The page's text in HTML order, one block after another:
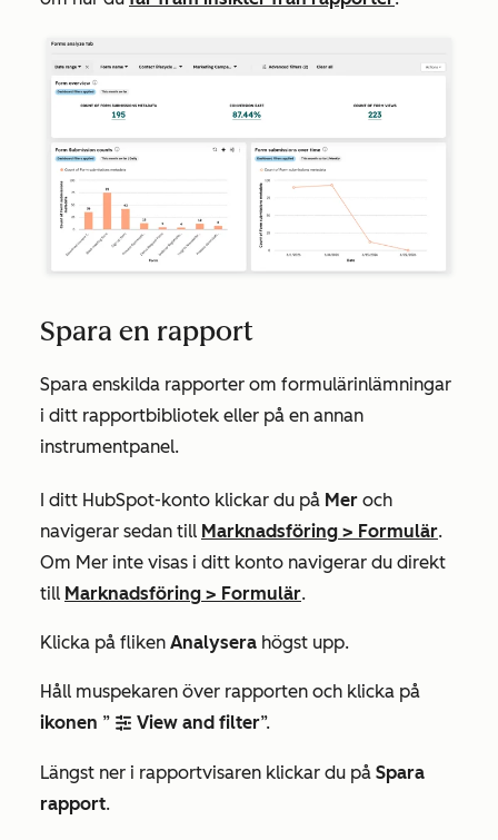
Spara en rapport
Spara enskilda rapporter om formulärinlämningar
i ditt rapportbibliotek eller på en annan
instrumentpanel.
I ditt HubSpot-konto klickar du på Mer och
navigerar sedan till Marknadsföring > Formulär.
Om Mer inte visas i ditt konto navigerar du direkt
till Marknadsföring > Formulär.
Klicka på fliken Analysera högst upp.
Håll muspekaren över rapporten och klicka på
ikonen ” filter View and filter”.
Längst ner i rapportvisaren klickar du på Spara
rapport.